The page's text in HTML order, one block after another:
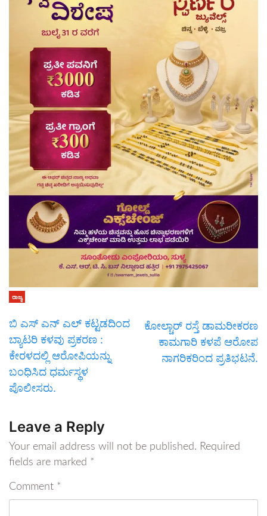
ರಾಜ್ಯ
ಬಿ ಎಸ್ ಎನ್ ಎಲ್ ಕಟ್ಟಡದಿಂದ
ಬ್ಯಾಟರಿ ಕಳವು ಪ್ರಕರಣ :
ಕೇರಳದಲ್ಲಿ ಆರೋಪಿಯನ್ನು
ಬಂಧಿಸಿದ ಧರ್ಮಸ್ಥಳ
ಪೊಲೀಸರು.
ಕೋಲ್ಚಾರ್ ರಸ್ತೆ ಡಾಮರೀಕರಣ
ಕಾಮಗಾರಿ ಕಳಪೆ ಆರೋಪ
ನಾಗರಿಕರಿಂದ ಪ್ರತಿಭಟನೆ.
Leave a Reply
Your email address will not be published. Required
fields are marked *
Comment *